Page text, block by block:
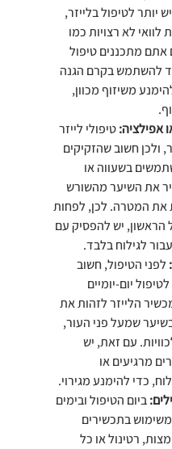
יותר לטיפול בלייזר,
לוואי לא רצויות כמו
אתם מתכננים טיפול
להשתמש בקרם הגנה
משיזוף מכוון,
אפילציה: טיפולי לייזר
ולכן חשוב שהזקיקים
בשעווה או
את השיער מהשורש
את המטרה. לכן, לפחות
הראשון, יש להפסיק עם
לגילוח בלבד.
לפני הטיפול, חשוב
יום-יומיים
הלייזר לזהות את
שמעל פני העור,
עם זאת, יש
מרגיעים או
כדי להימנע מגירוי.
ביום הטיפול ובימים
בתכשירים
רטינול או כל